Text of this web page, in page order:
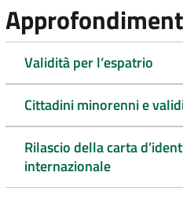
Validità per l’espatrio
Cittadini minorenni e
Rilascio della carta
internazionale